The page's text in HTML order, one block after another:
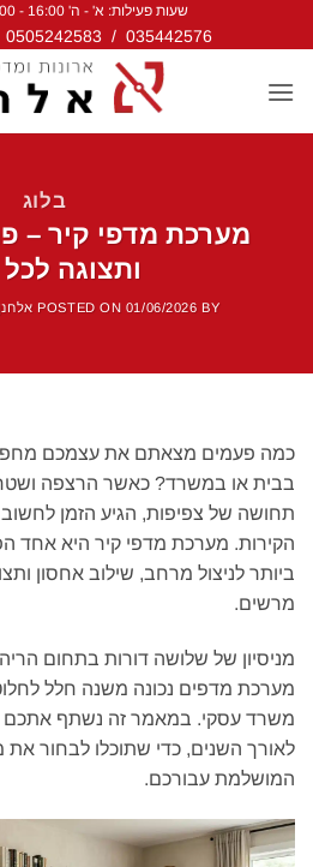
שעות פעילות: א' - ה' 16:00 - 09:00 / שישי סגור
035442576
/
0505242583
בלוג
מערכת מדפי קיר –
ותצוגה
POSTED ON 01/06/2026 BY
כמה פעמים מצאתם את עצמכם
בבית או במשרד? כאשר הרצפה
תחושה של צפיפות, הגיע הזמן לחשוב
הקירות. מערכת מדפי קיר היא אחד
ביותר לניצול מרחב, שילוב אחסון
מרשים.
מניסיון של שלושה דורות בתחום
מערכת מדפים נכונה משנה חלל
משרד עסקי. במאמר זה נשתף אתכם
לאורך השנים, כדי שתוכלו לבחור
המושלמת עבורכם.